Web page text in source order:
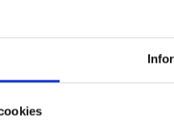
Mälardalen - risk